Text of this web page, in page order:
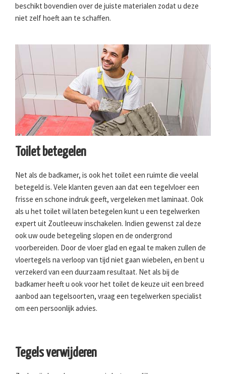
beschikt bovendien over de juiste materialen zodat u deze
niet zelf hoeft aan te schaffen.
Toilet betegelen
Net als de badkamer, is ook het toilet een ruimte die veelal
betegeld is. Vele klanten geven aan dat een tegelvloer een
frisse en schone indruk geeft, vergeleken met laminaat. Ook
als u het toilet wil laten betegelen kunt u een tegelwerken
expert uit Zoutleeuw inschakelen. Indien gewenst zal deze
ook uw oude betegeling slopen en de ondergrond
voorbereiden. Door de vloer glad en egaal te maken zullen de
vloertegels na verloop van tijd niet gaan wiebelen, en bent u
verzekerd van een duurzaam resultaat. Net als bij de
badkamer heeft u ook voor het toilet de keuze uit een breed
aanbod aan tegelsoorten, vraag een tegelwerken specialist
om een persoonlijk advies.
Tegels verwijderen